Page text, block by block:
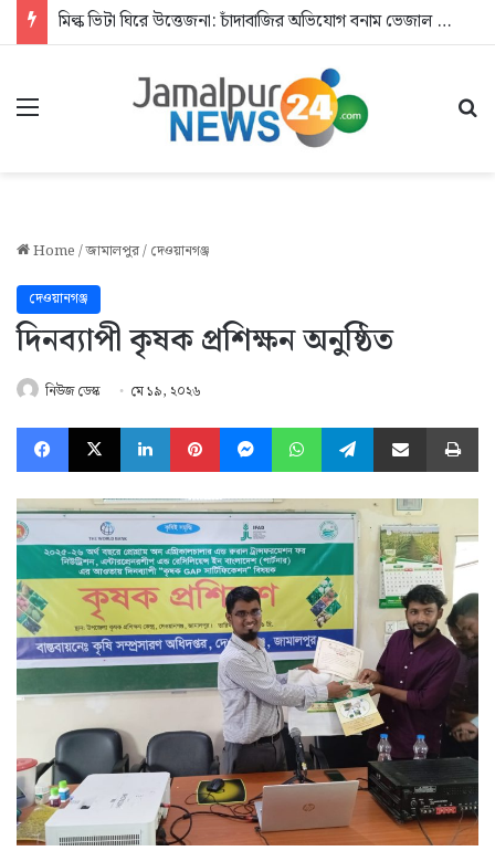
মিল্ক ভিটা ঘিরে উত্তেজনা: চাঁদাবাজির অভিযোগ বনাম ভেজাল দুধের জিডি
Menu
Home/জামালপুর/দেওয়ানগঞ্জ
দেওয়ানগঞ্জ
দিনব্যাপী কৃষক প্রশিক্ষন অনুষ্ঠিত
নিউজ ডেস্ক মে ১৯, ২০২৬
Facebook
X LinkedInPinterestMessengerWhatsAppTelegramShare via Email